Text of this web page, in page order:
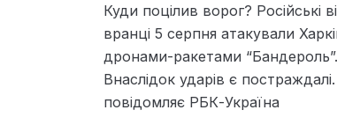
Куди поцілив ворог? Російські
вранці 5 серпня атакували
дронами-ракетами “Бандероль”.
Внаслідок ударів є
повідомляє РБК-Україна